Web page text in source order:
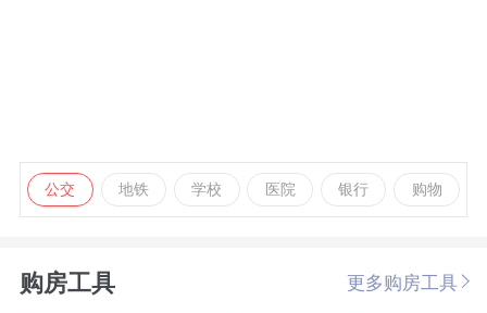
公交 地铁 学校 医院 银行 购物
购房工具 更多购房工具